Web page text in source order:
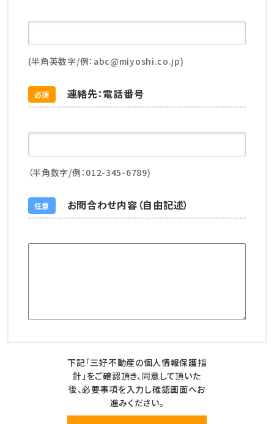
(半角英数字/例：abc@miyoshi.co.jp)
連絡先：電話番号
必須
（半角数字/例：012-345-6789)
お問合わせ内容（自由記述）
任意
下記「三好不動産の個人情報保護指
針」をご確認頂き、同意して頂いた
後、必要事項を入力し確認画面へお
進みください。